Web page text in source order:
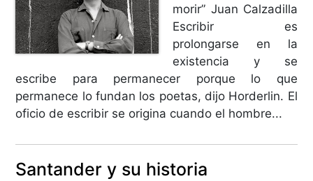
morir” Juan Calzadilla
Escribir es
prolongarse en la
existencia y se
escribe para permanecer porque lo que
permanece lo fundan los poetas, dijo Horderlin. El
oficio de escribir se origina cuando el hombre...
Santander y su historia